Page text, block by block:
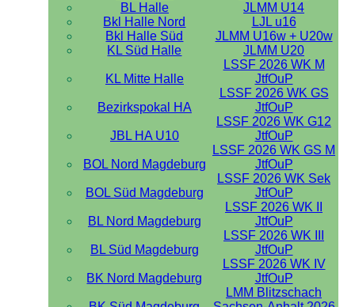
BL Halle
JLMM U14
Bkl Halle Nord
LJL u16
Bkl Halle Süd
JLMM U16w + U20w
KL Süd Halle
JLMM U20
KL Mitte Halle
LSSF 2026 WK M
JtfOuP
Bezirkspokal HA
LSSF 2026 WK GS
JtfOuP
JBL HA U10
LSSF 2026 WK G12
JtfOuP
BOL Nord Magdeburg
LSSF 2026 WK GS M
JtfOuP
BOL Süd Magdeburg
LSSF 2026 WK Sek
JtfOuP
BL Nord Magdeburg
LSSF 2026 WK II
JtfOuP
BL Süd Magdeburg
LSSF 2026 WK III
JtfOuP
BK Nord Magdeburg
LSSF 2026 WK IV
JtfOuP
LMM Blitzschach